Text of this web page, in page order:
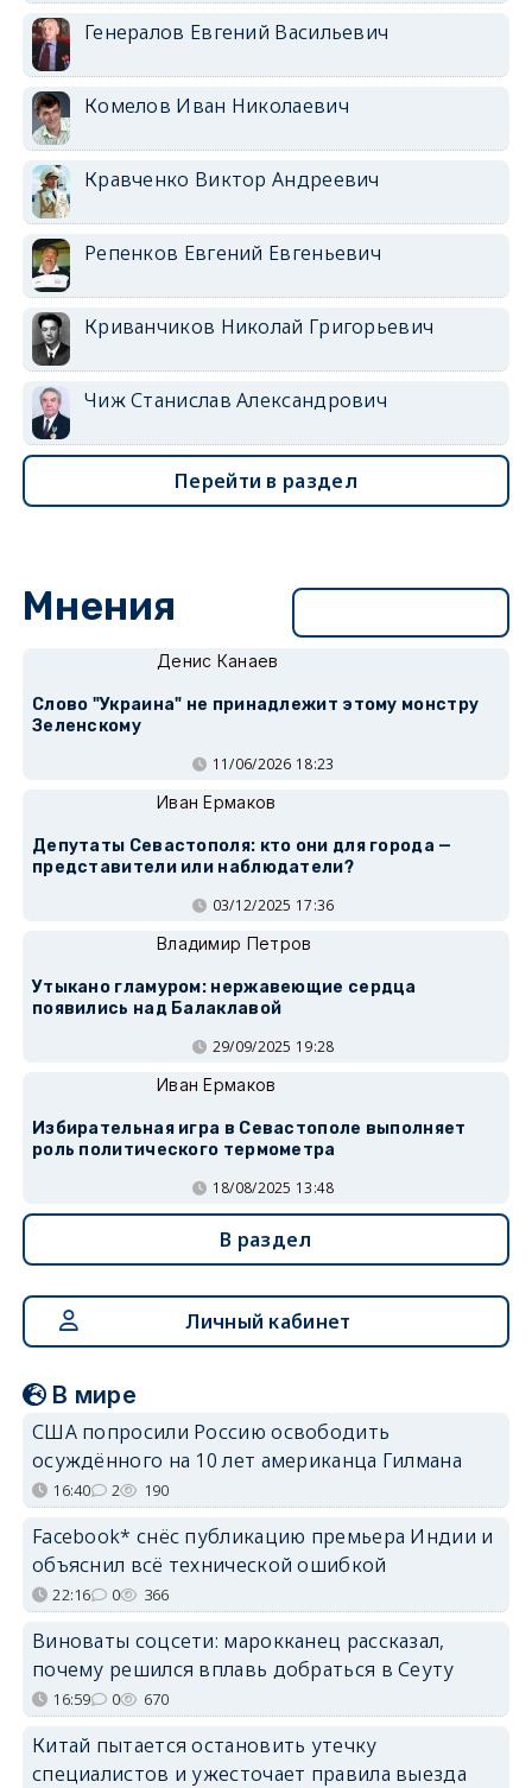
Генералов Евгений Васильевич
Комелов Иван Николаевич
Кравченко Виктор Андреевич
Репенков Евгений Евгеньевич
Криванчиков Николай Григорьевич
Чиж Станислав Александрович
Перейти в раздел
Мнения
Денис Канаев
Слово "Украина" не принадлежит этому монстру
Зеленскому
11/06/2026 18:23
Иван Ермаков
Депутаты Севастополя: кто они для города —
представители или наблюдатели?
03/12/2025 17:36
Владимир Петров
Утыкано гламуром: нержавеющие сердца
появились над Балаклавой
29/09/2025 19:28
Иван Ермаков
Избирательная игра в Севастополе выполняет
роль политического термометра
18/08/2025 13:48
В раздел
Личный кабинет
В мире
США попросили Россию освободить
осуждённого на 10 лет американца Гилмана
16:40 2 190
Facebook* снёс публикацию премьера Индии и
объяснил всё технической ошибкой
22:16 0 366
Виноваты соцсети: марокканец рассказал,
почему решился вплавь добраться в Сеуту
16:59 0 670
Китай пытается остановить утечку
специалистов и ужесточает правила выезда